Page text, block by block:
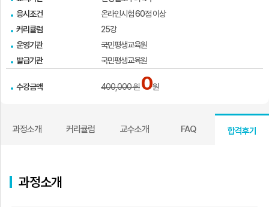
과정소개 커리큘럼 교수소개 FAQ 합격후기
과정소개
응시조건
온라인시험 60점 이상
커리큘럼
25강
운영기관
국민평생교육원
발급기관
국민평생교육원
수강금액 400,000 원0원